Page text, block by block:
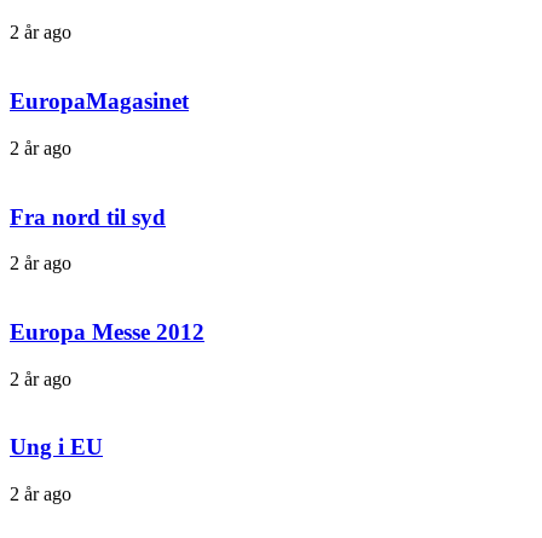
2 år ago
EuropaMagasinet
2 år ago
Fra nord til syd
2 år ago
Europa Messe 2012
2 år ago
Ung i EU
2 år ago